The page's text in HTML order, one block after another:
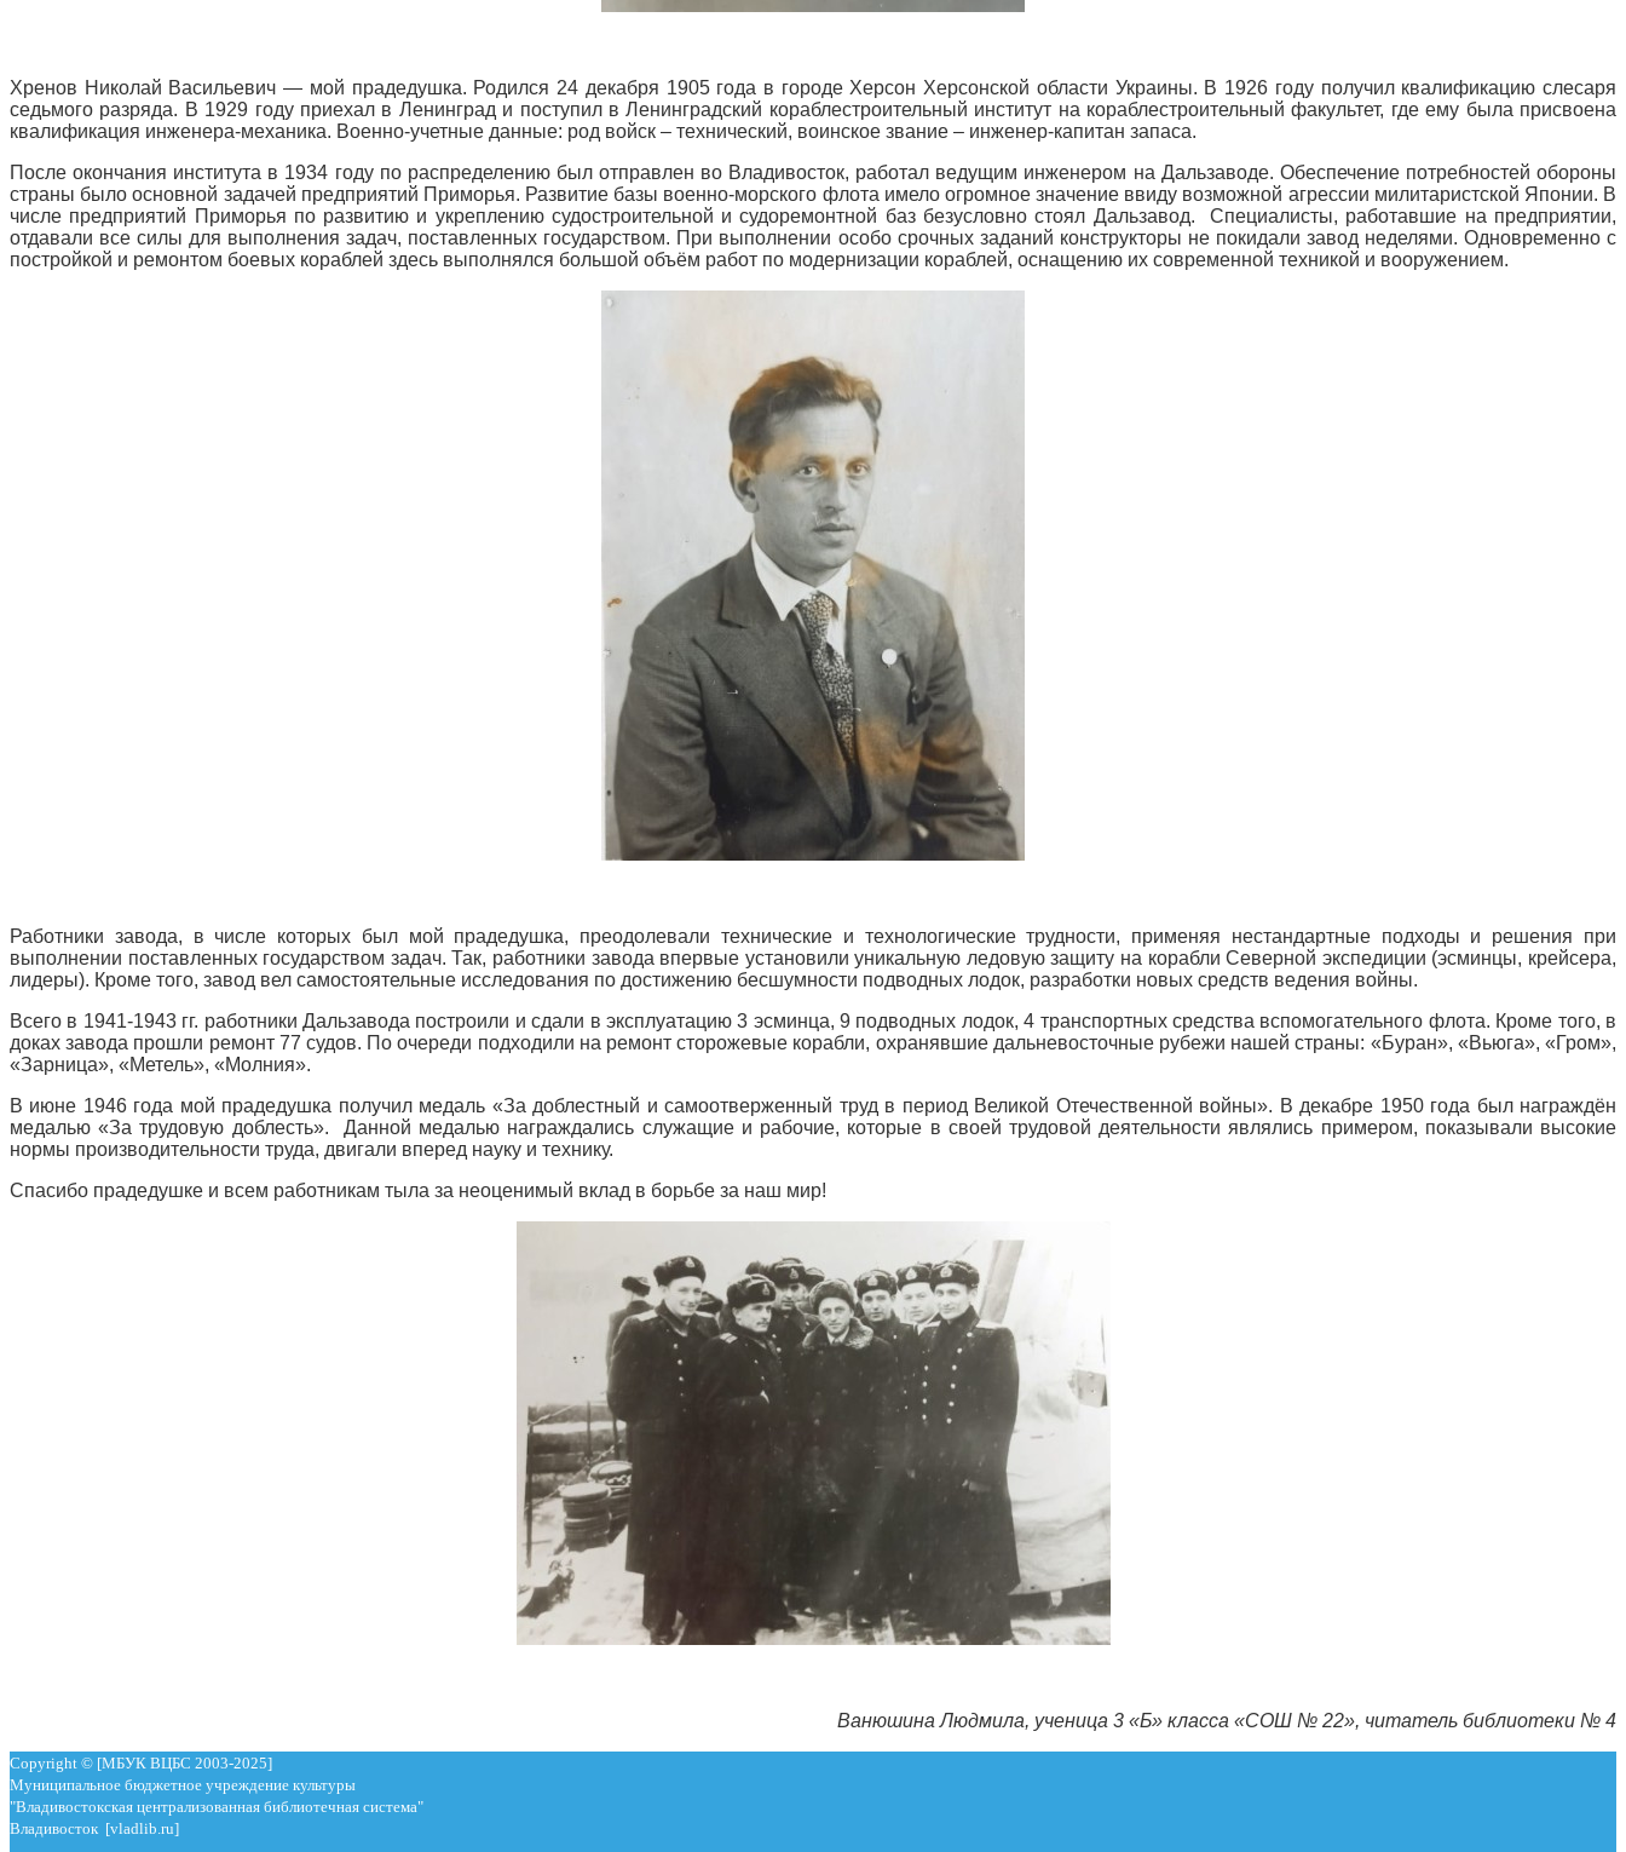
Хренов Николай Васильевич — мой прадедушка. Родился 24 декабря 1905 года в городе Херсон Херсонской области Украины. В 1926 году получил квалификацию слесаря
седьмого разряда. В 1929 году приехал в Ленинград и поступил в Ленинградский кораблестроительный институт на кораблестроительный факультет, где ему была присвоена
квалификация инженера-механика. Военно-учетные данные: род войск – технический, воинское звание – инженер-капитан запаса.
После окончания института в 1934 году по распределению был отправлен во Владивосток, работал ведущим инженером на Дальзаводе. Обеспечение потребностей обороны
страны было основной задачей предприятий Приморья. Развитие базы военно-морского флота имело огромное значение ввиду возможной агрессии милитаристской Японии. В
числе предприятий Приморья по развитию и укреплению судостроительной и судоремонтной баз безусловно стоял Дальзавод. Специалисты, работавшие на предприятии,
отдавали все силы для выполнения задач, поставленных государством. При выполнении особо срочных заданий конструкторы не покидали завод неделями. Одновременно с
постройкой и ремонтом боевых кораблей здесь выполнялся большой объём работ по модернизации кораблей, оснащению их современной техникой и вооружением.
Работники завода, в числе которых был мой прадедушка, преодолевали технические и технологические трудности, применяя нестандартные подходы и решения при
выполнении поставленных государством задач. Так, работники завода впервые установили уникальную ледовую защиту на корабли Северной экспедиции (эсминцы, крейсера,
лидеры). Кроме того, завод вел самостоятельные исследования по достижению бесшумности подводных лодок, разработки новых средств ведения войны.
Всего в 1941-1943 гг. работники Дальзавода построили и сдали в эксплуатацию 3 эсминца, 9 подводных лодок, 4 транспортных средства вспомогательного флота. Кроме того, в
доках завода прошли ремонт 77 судов. По очереди подходили на ремонт сторожевые корабли, охранявшие дальневосточные рубежи нашей страны: «Буран», «Вьюга», «Гром»,
«Зарница», «Метель», «Молния».
В июне 1946 года мой прадедушка получил медаль «За доблестный и самоотверженный труд в период Великой Отечественной войны». В декабре 1950 года был награждён
медалью «За трудовую доблесть». Данной медалью награждались служащие и рабочие, которые в своей трудовой деятельности являлись примером, показывали высокие
нормы производительности труда, двигали вперед науку и технику.
Спасибо прадедушке и всем работникам тыла за неоценимый вклад в борьбе за наш мир!
Ванюшина Людмила, ученица 3 «Б» класса «СОШ № 22», читатель библиотеки № 4
Copyright © [МБУК ВЦБС 2003-2025]
Муниципальное бюджетное учреждение культуры
"Владивостокская централизованная библиотечная система"
Владивосток [vladlib.ru]